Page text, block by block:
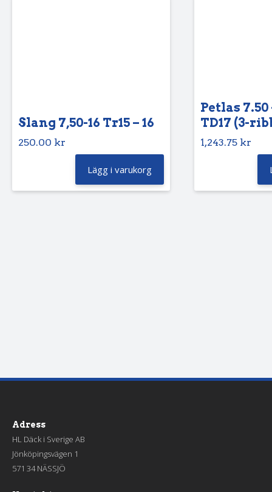
Slang 7,50-16 Tr15 – 16
250.00 kr
Lägg i varukorg
Petlas 7.50
TD17 (3-
1,243.75 kr
Adress
HL Däck i Sverige AB
Jönköpingsvägen 1
571 34 NÄSSJÖ